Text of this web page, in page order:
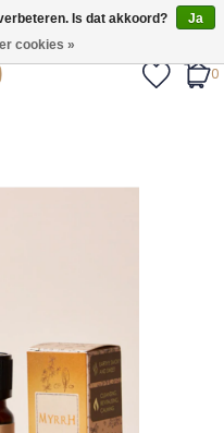
vanaf €55.
0
Is dat akkoord?
Ja
cookies »